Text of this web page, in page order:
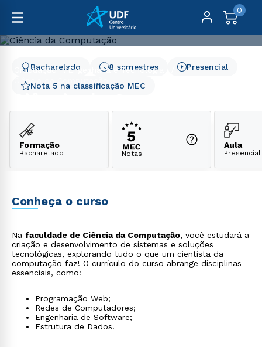
0
Graduação
Engenharia e Tecnologia
Ciência da Computação
Nota 5 na classificação MEC
8 semestres
Bacharelado Presencial
Formação
Bacharelado Notas
Aula
Presencial
Conheça o curso
Na faculdade de Ciência da Computação, você estudará a
criação e desenvolvimento de sistemas e soluções
tecnológicas, explorando tudo o que um cientista da
computação faz! O currículo do curso abrange disciplinas
essenciais, como:
Programação Web;
Redes de Computadores;
Engenharia de Software;
Estrutura de Dados.